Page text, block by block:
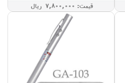
قيمت: 7,800,000 ريال